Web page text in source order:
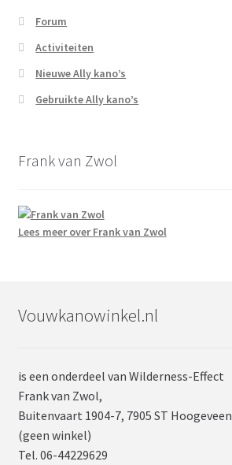
Forum
Activiteiten
Nieuwe Ally kano’s
Gebruikte Ally kano’s
Frank van Zwol
Lees meer over Frank van Zwol
Vouwkanowinkel.nl
is een onderdeel van Wilderness-Effect
Frank van Zwol,
Buitenvaart 1904-7, 7905 ST Hoogeveen
(geen winkel)
Tel. 06-44229629